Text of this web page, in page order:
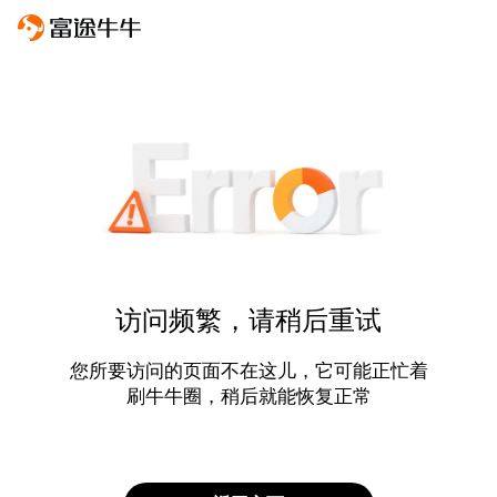
访问频繁，请稍后重试
您所要访问的页面不在这儿，它可能正忙着
刷牛牛圈，稍后就能恢复正常